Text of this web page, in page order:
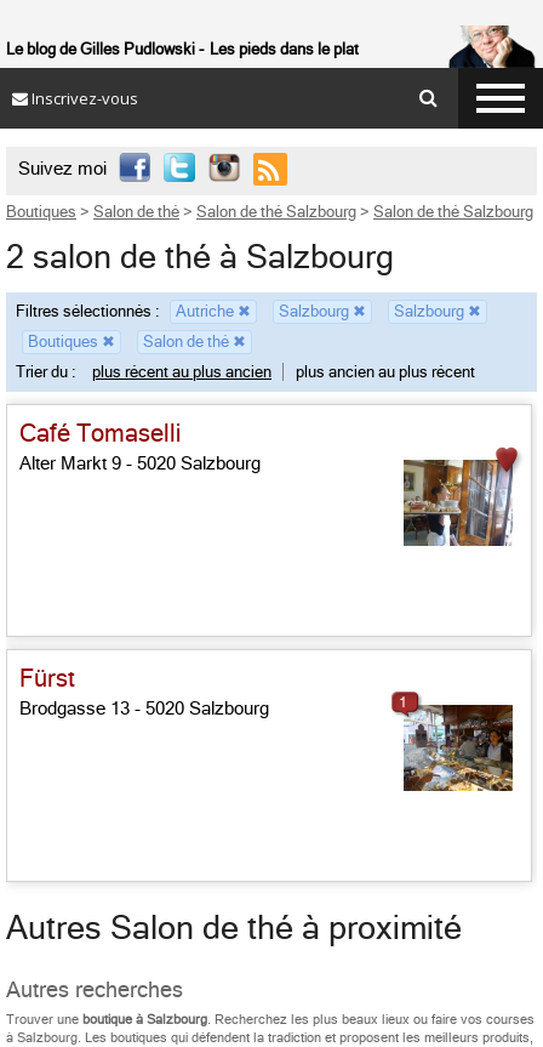
Le blog de Gilles Pudlowski Les pieds dans le plat
Inscrivez-vous
Suivez moi 
Boutiques > Salon de thé > Salon de thé Salzbourg > Salon de thé Salzbourg
2 salon de thé à Salzbourg
Filtres sélectionnés : Autriche ✖ Salzbourg ✖ Salzbourg ✖
Boutiques ✖ Salon de thé ✖
Trier du :
plus récent au plus ancien plus ancien au plus récent
Café Tomaselli
Alter Markt 9 - 5020 Salzbourg
Fürst
Brodgasse 13 - 5020 Salzbourg 1
Autres Salon de thé à proximité
Autres recherches
Trouver une boutique à Salzbourg. Recherchez les plus beaux lieux ou faire vos courses
à Salzbourg. Les boutiques qui défendent la tradiction et proposent les meilleurs produits,